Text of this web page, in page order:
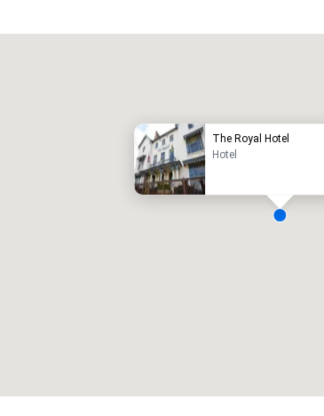
The Royal Hotel
Hotel